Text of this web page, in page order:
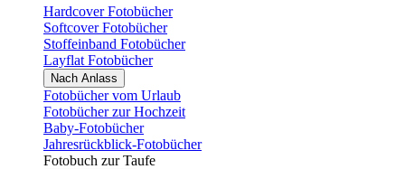
Hardcover Fotobücher
Softcover Fotobücher
Stoffeinband Fotobücher
Layflat Fotobücher
Nach Anlass
Fotobücher vom Urlaub
Fotobücher zur Hochzeit
Baby-Fotobücher
Jahresrückblick-Fotobücher
Fotobuch zur Taufe